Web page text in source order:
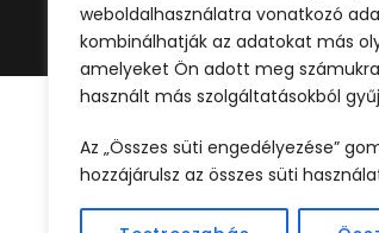
weboldalhasználatra vonatkozó
kombinálhatják az adatokat más
amelyeket Ön adott meg
használt más szolgáltatásokból
Az „Összes süti engedélyezése”
hozzájárulsz az összes süti